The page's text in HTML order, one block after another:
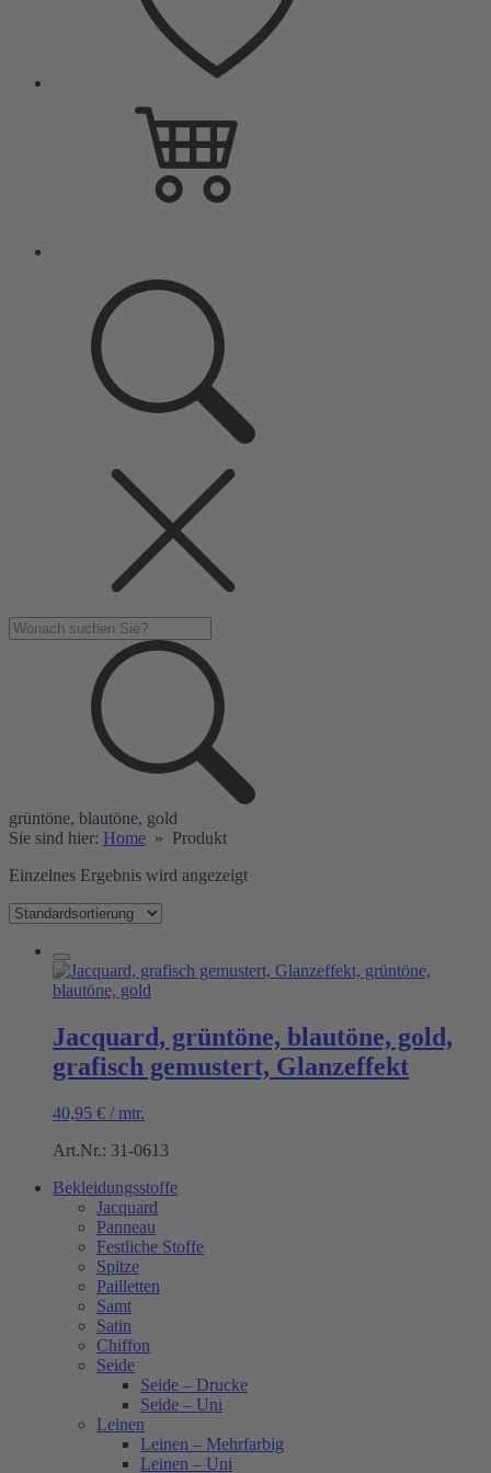
grüntöne, blautöne, gold
Sie sind hier: Home » Produkt
Einzelnes Ergebnis wird angezeigt
Jacquard, grüntöne, blautöne, gold,
grafisch gemustert, Glanzeffekt
40,95 € / mtr.
Art.Nr.: 31-0613
Bekleidungsstoffe
Jacquard
Panneau
Festliche Stoffe
Spitze
Pailletten
Samt
Satin
Chiffon
Seide
Seide – Drucke
Seide – Uni
Leinen
Leinen – Mehrfarbig
Leinen – Uni